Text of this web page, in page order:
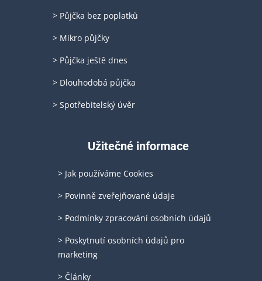
> Půjčka bez poplatků
> Mikro půjčky
> Půjčka ještě dnes
> Dlouhodobá půjčka
> Spotřebitelský úvěr
Užitečné informace
> Jak používáme Cookies
> Povinně zveřejňované údaje
> Podmínky zpracování osobních údajů
> Poskytnutí osobních údajů pro
marketing
> Články